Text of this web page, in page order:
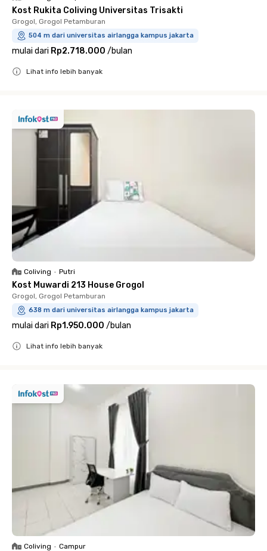
Kost Rukita Coliving Universitas Trisakti
Grogol, Grogol Petamburan
504 m dari universitas airlangga kampus jakarta
mulai dari Rp2.718.000 /bulan
Lihat info lebih banyak
Coliving • Putri
Kost Muwardi 213 House Grogol
Grogol, Grogol Petamburan
638 m dari universitas airlangga kampus jakarta
mulai dari Rp1.950.000 /bulan
Lihat info lebih banyak
Coliving • Campur